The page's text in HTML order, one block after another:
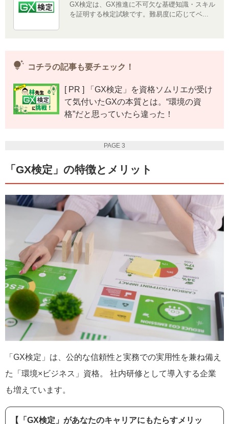
GX検定は、GX推進に不可欠な基礎知識・スキル
を証明する検定試験です。難易度に応じてベ...
tips_and_updates コチラの記事も要チェック！
[ PR ] 「GX検定」を資格ソムリエが受け
て気付いたGXの本質とは。“環境の資
格”だと思っていたら違った！
PAGE 3
「GX検定」の特徴とメリット
「GX検定」は、公的な信頼性と実務での実用性を兼ね備え
た「環境×ビジネス」資格。 社内研修として導入する企業
も増えています。
【「GX検定」があなたのキャリアにもたらすメリッ